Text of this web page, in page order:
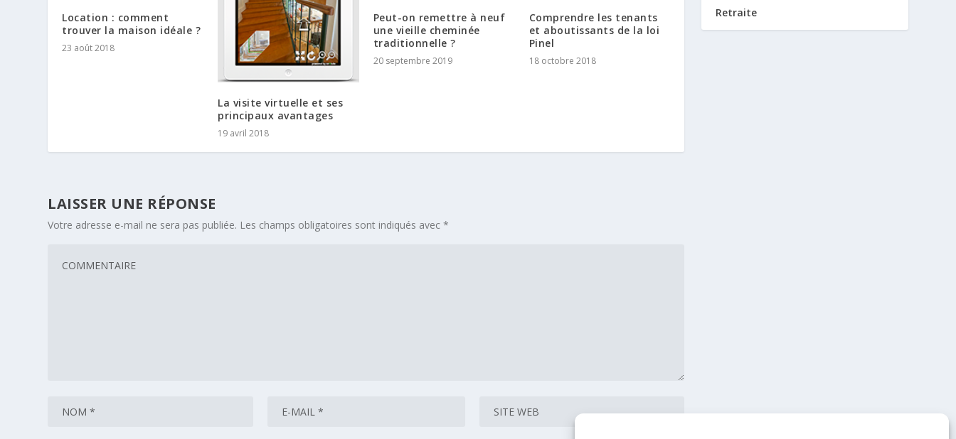
Location : comment
trouver la maison idéale ?
23 août 2018
La visite virtuelle et ses
principaux avantages
19 avril 2018
Peut-on remettre à neuf
une vieille cheminée
traditionnelle ?
20 septembre 2019
Comprendre les tenants
et aboutissants de la loi
Pinel
18 octobre 2018
LAISSER UNE RÉPONSE
Votre adresse e-mail ne sera pas publiée. Les champs obligatoires sont indiqués avec*
Retraite